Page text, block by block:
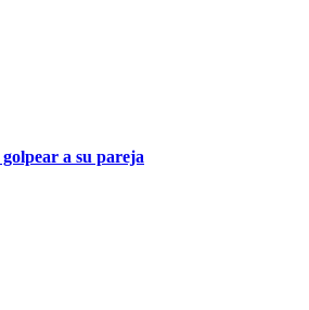
a su pareja